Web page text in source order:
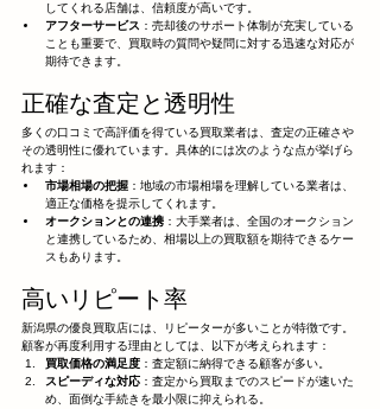
してくれる店舗は、信頼度が高いです。
アフターサービス ：売却後のサポート体制が充実している
ことも重要で、買取時の質問や疑問に対する迅速な対応が
期待できます。
正確な査定と透明性
多くの口コミで高評価を得ている買取業者は、査定の正確さや
その透明性に優れています。具体的には次のような点が挙げら
れます：
市場相場の把握 ：地域の市場相場を理解している業者は、
適正な価格を提示してくれます。
オークションとの連携 ：大手業者は、全国のオークション
と連携しているため、相場以上の買取額を期待できるケー
スもあります。
高いリピート率
新潟県の優良買取店には、リピーターが多いことが特徴です。
顧客が再度利用する理由としては、以下が考えられます：
買取価格の満足度 ：査定額に納得できる顧客が多い。
スピーディな対応 ：査定から買取までのスピードが速いた
め、面倒な手続きを最小限に抑えられる。